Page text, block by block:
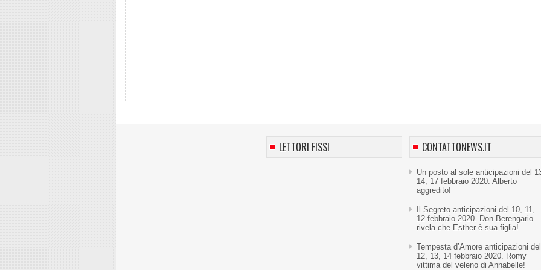
LETTORI FISSI CONTATTONEWS.IT
Un posto al sole anticipazioni del
14, 17 febbraio 2020. Alberto
aggredito!
Il Segreto anticipazioni del 10, 11,
12 febbraio 2020. Don Berengario
rivela che Esther è sua figlia!
Tempesta d’Amore anticipazioni del
12, 13, 14 febbraio 2020. Romy
vittima del veleno di Annabelle!